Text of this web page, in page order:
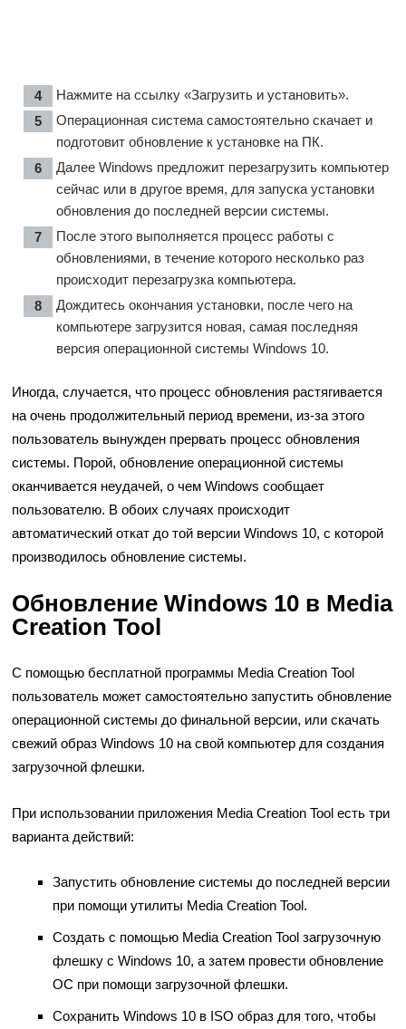
Нажмите на ссылку «Загрузить и установить».
Операционная система самостоятельно скачает и
подготовит обновление к установке на ПК.
Далее Windows предложит перезагрузить компьютер
сейчас или в другое время, для запуска установки
обновления до последней версии системы.
После этого выполняется процесс работы с
обновлениями, в течение которого несколько раз
происходит перезагрузка компьютера.
Дождитесь окончания установки, после чего на
компьютере загрузится новая, самая последняя
версия операционной системы Windows 10.
Иногда, случается, что процесс обновления растягивается
на очень продолжительный период времени, из-за этого
пользователь вынужден прервать процесс обновления
системы. Порой, обновление операционной системы
оканчивается неудачей, о чем Windows сообщает
пользователю. В обоих случаях происходит
автоматический откат до той версии Windows 10, с которой
производилось обновление системы.
Обновление Windows 10 в Media
Creation Tool
С помощью бесплатной программы Media Creation Tool
пользователь может самостоятельно запустить обновление
операционной системы до финальной версии, или скачать
свежий образ Windows 10 на свой компьютер для создания
загрузочной флешки.
При использовании приложения Media Creation Tool есть три
варианта действий:
Запустить обновление системы до последней версии
при помощи утилиты Media Creation Tool.
Создать с помощью Media Creation Tool загрузочную
флешку с Windows 10, а затем провести обновление
ОС при помощи загрузочной флешки.
Сохранить Windows 10 в ISO образ для того, чтобы